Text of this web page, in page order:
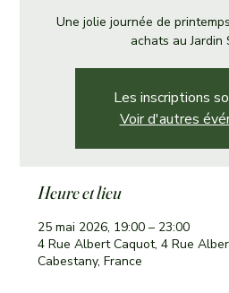
Une jolie journée de
achats au Jardin
Les inscriptions
Voir d'autres
Heure et lieu
25 mai 2026, 19:00 – 23:00
4 Rue Albert Caquot, 4 Rue
Cabestany, France